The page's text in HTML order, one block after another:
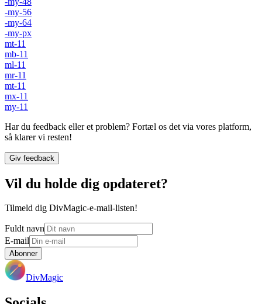
-my-56
-my-64
-my-px
mt-11
mb-11
ml-11
mr-11
mt-11
mx-11
my-11
Har du feedback eller et problem? Fortæl os det via vores platform,
så klarer vi resten!
Giv feedback
Vil du holde dig opdateret?
Tilmeld dig DivMagic-e-mail-listen!
Fuldt navn
E-mail
Abonner
DivMagic